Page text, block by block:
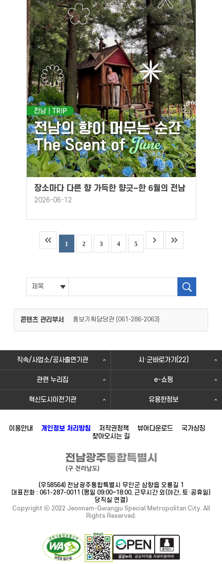
장소마다 다른 향 가득한 향긋~한 6월의 전남
2026-06-12
1 2 3 4 5
콘텐츠 관리부서 홍보기획담당관 (061-286-2063)
직속/사업소/공사출연기관 시·군바로가기(22)
관련 누리집 e-쇼핑
혁신도시이전기관 유용한정보
이용안내 개인정보 처리방침 저작권정책 뷰어다운로드
국가상징
찾아오시는 길
(우58564) 전남광주통합특별시 무안군 삼향읍 오룡길 1
대표전화 : 061-287-0011 (평일 09:00~18:00, 근무시간 외(야간, 토·공휴일)
당직실 연결)
Copyright ⓒ 2022 Jeonnam-Gwangju Special Metropolitan City. All
Rights Reserved.